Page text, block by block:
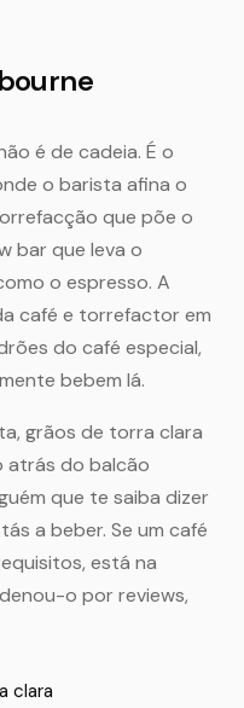
é de cadeia. É o
o barista afina o
que põe o
bar que leva o
o espresso. A
café e torrefactor em
do café especial,
bebem lá.
grãos de torra clara
atrás do balcão
que te saiba dizer
a beber. Se um café
está na
o por reviews,
clara